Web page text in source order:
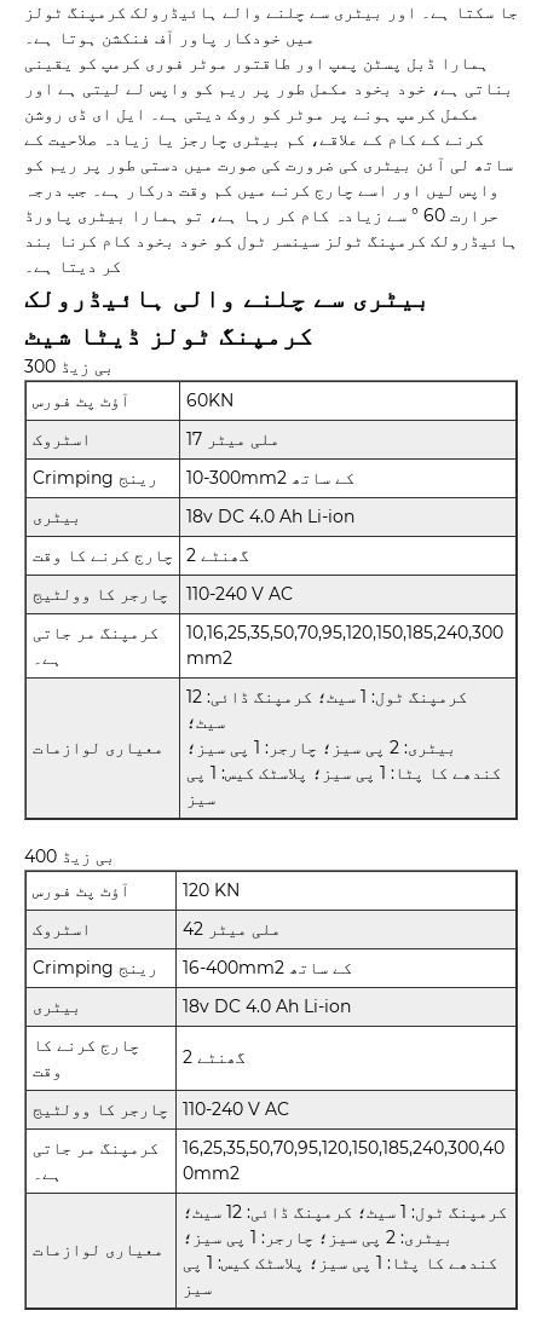
جا سکتا ہے۔ اور بیٹری سے چلنے والے ہائیڈرولک کرمپنگ ٹولز
میں خودکار پاور آف فنکشن ہوتا ہے۔
ہمارا ڈبل ​​پسٹن پمپ اور طاقتور موٹر فوری کرمپ کو یقینی
بناتی ہے، خود بخود مکمل طور پر ریم کو واپس لے لیتی ہے اور
مکمل کرمپ ہونے پر موٹر کو روک دیتی ہے۔ ایل ای ڈی روشن
کرنے کے کام کے علاقے، کم بیٹری چارجز یا زیادہ صلاحیت کے
ساتھ لی آئن بیٹری کی ضرورت کی صورت میں دستی طور پر ریم کو
واپس لیں اور اسے چارج کرنے میں کم وقت درکار ہے۔ جب درجہ
حرارت 60 ° سے زیادہ کام کر رہا ہے، تو ہمارا بیٹری پاورڈ
ہائیڈرولک کرمپنگ ٹولز سینسر ٹول کو خود بخود کام کرنا بند
کر دیتا ہے۔
بیٹری سے چلنے والی ہائیڈرولک
کرمپنگ ٹولز ڈیٹا شیٹ
بی زیڈ 300
آؤٹ پٹ فورس
60KN
اسٹروک
17 ملی میٹر
Crimping رینج
10-300mm2 کے ساتھ
بیٹری
18v DC 4.0 Ah Li-ion
چارج کرنے کا وقت
2 گھنٹے
چارجر کا وولٹیج
110-240 V AC
کرمپنگ مر جاتی
ہے۔
10,16,25,35,50,70,95,120,150,185,240,300
mm2
معیاری لوازمات
کرمپنگ ٹول: 1 سیٹ؛ کرمپنگ ڈائی: 12
سیٹ؛
بیٹری: 2 پی سیز؛ چارجر: 1 پی سیز؛
کندھے کا پٹا: 1 پی سیز؛ پلاسٹک کیس: 1 پی
سیز
بی زیڈ 400
آؤٹ پٹ فورس
120 KN
اسٹروک
42 ملی میٹر
Crimping رینج
16-400mm2 کے ساتھ
بیٹری
18v DC 4.0 Ah Li-ion
چارج کرنے کا
وقت
2 گھنٹے
چارجر کا وولٹیج
110-240 V AC
کرمپنگ مر جاتی
ہے۔
16,25,35,50,70,95,120,150,185,240,300,40
0mm2
معیاری لوازمات
کرمپنگ ٹول: 1 سیٹ؛ کرمپنگ ڈائی: 12 سیٹ؛
بیٹری: 2 پی سیز؛ چارجر: 1 پی سیز؛
کندھے کا پٹا: 1 پی سیز؛ پلاسٹک کیس: 1 پی
سیز